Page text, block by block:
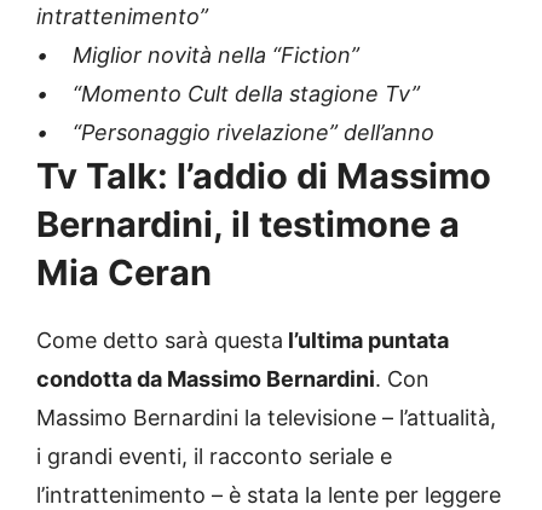
intrattenimento”
• Miglior novità nella “Fiction”
• “Momento Cult della stagione Tv”
• “Personaggio rivelazione” dell’anno
Tv Talk: l’addio di Massimo
Bernardini, il testimone a
Mia Ceran
Come detto sarà questa l’ultima puntata
condotta da Massimo Bernardini. Con
Massimo Bernardini la televisione – l’attualità,
i grandi eventi, il racconto seriale e
l’intrattenimento – è stata la lente per leggere